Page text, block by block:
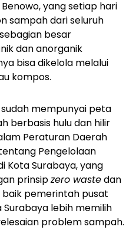
yang setiap hari
sampah dari seluruh
besar
dan anorganik
bisa dikelola melalui
kompos.
mempunyai peta
berbasis hulu dan hilir
Peraturan Daerah
Pengelolaan
Kota Surabaya, yang
prinsipzero wastedan
pemerintah pusat
lebih memilih
problem sampah.